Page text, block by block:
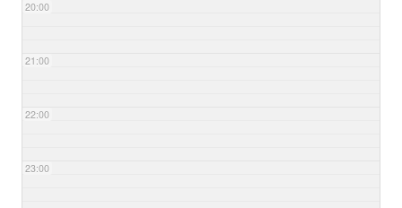
20:00
21:00
22:00
23:00